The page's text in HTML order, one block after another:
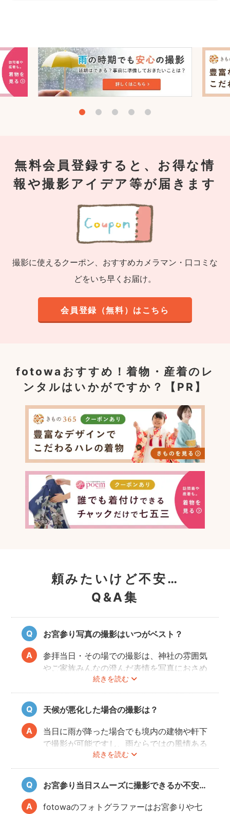
無料会員登録すると、お得な情
報や撮影アイデア等が届きます
撮影に使えるクーポン、おすすめカメラマン・口コミな
どをいち早くお届け。
会員登録（無料）はこちら
fotowaおすすめ！着物・産着のレ
ンタルはいかがですか？【PR】
頼みたいけど不安…
Q&A集
お宮参り写真の撮影はいつがベスト？
続きを読む
参拝当日・その場での撮影は、神社の雰囲気
やご家族みんなの澄んだ表情を写真におさめ
ることできオススメですが、当日は慌ただし
くて撮影はちょっと…という場合でも、出発
前のご自宅や参拝後のお食事会など想い出に
残る記念写真を撮影できます。
天候が悪化した場合の撮影は？
続きを読む
当日に雨が降った場合でも境内の建物や軒下
で撮影が可能ですし、雨ならではの風情ある
写真にも仕上がります。
また、撮影の実施が難しいと判断される天候
不良の場合、事前にフォトグラファーと決行
もしくは日時変更を相談してください。
日時変更方法はこちらをご参照ください。
お宮参り当日スムーズに撮影できるか不安…
fotowaのフォトグラファーはお宮参りや七